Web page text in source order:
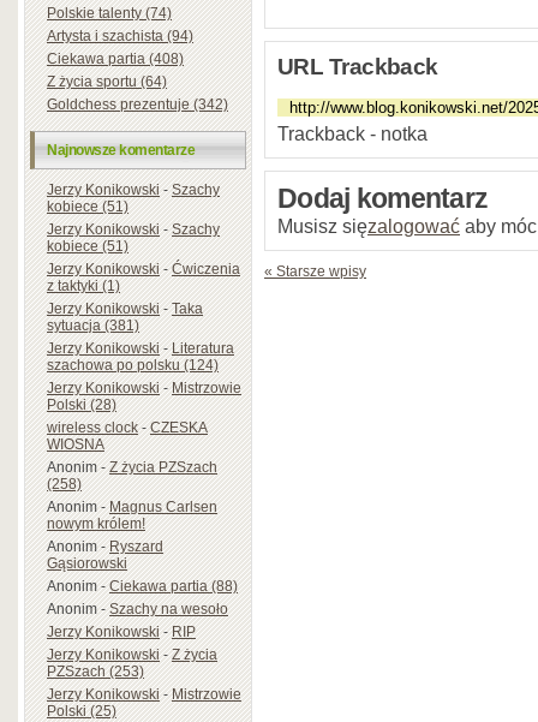
Polskie talenty (74)
Artysta i szachista (94)
Ciekawa partia (408)
Z życia sportu (64)
Goldchess prezentuje (342)
Najnowsze komentarze
Jerzy Konikowski-Szachy
kobiece (51)
Jerzy Konikowski-Szachy
kobiece (51)
Jerzy Konikowski-Ćwiczenia
z taktyki (1)
Jerzy Konikowski-Taka
sytuacja (381)
Jerzy Konikowski-Literatura
szachowa po polsku (124)
Jerzy Konikowski-Mistrzowie
Polski (28)
wireless clock-CZESKA
WIOSNA
Anonim-Z życia PZSzach
(258)
Anonim-Magnus Carlsen
nowym królem!
Anonim-Ryszard
Gąsiorowski
Anonim-Ciekawa partia (88)
Anonim-Szachy na wesoło
Jerzy Konikowski-RIP
Jerzy Konikowski-Z życia
PZSzach (253)
Jerzy Konikowski-Mistrzowie
Polski (25)
URL Trackback
Trackback - notka
Dodaj komentarz
Musisz sięzalogować aby
« Starsze wpisy